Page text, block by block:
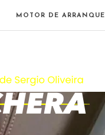
MOTOR DE ARRANQUE